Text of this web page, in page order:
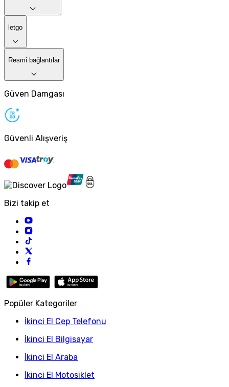
letgo
Resmi bağlantılar
Güven Damgası
Güvenli Alışveriş
Bizi takip et
Popüler Kategoriler
İkinci El Cep Telefonu
İkinci El Bilgisayar
İkinci El Araba
İkinci El Motosiklet